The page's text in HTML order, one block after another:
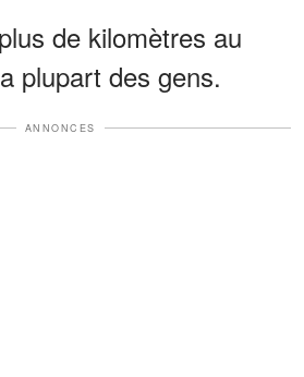
de kilomètres au
plupart des gens.
ANNONCES